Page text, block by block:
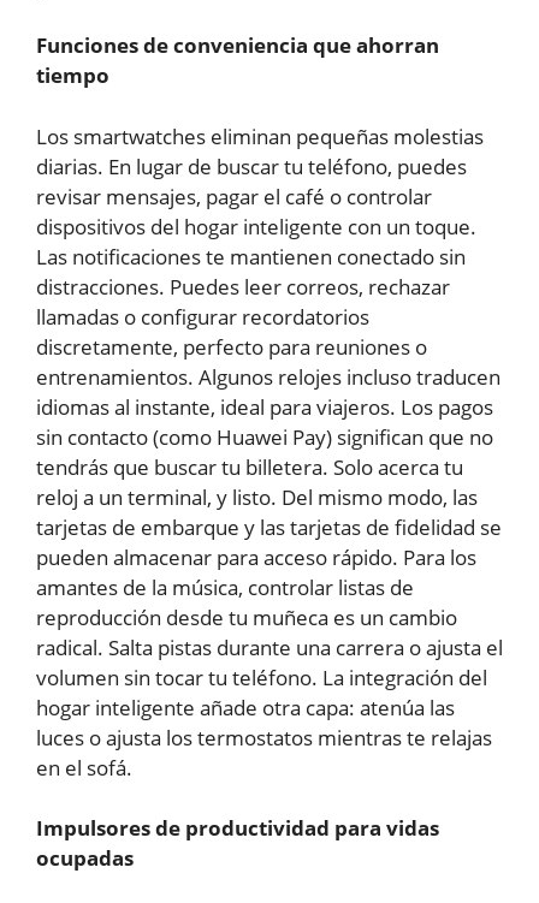
Funciones de conveniencia que ahorran
tiempo
Los smartwatches eliminan pequeñas molestias
diarias. En lugar de buscar tu teléfono, puedes
revisar mensajes, pagar el café o controlar
dispositivos del hogar inteligente con un toque.
Las notificaciones te mantienen conectado sin
distracciones. Puedes leer correos, rechazar
llamadas o configurar recordatorios
discretamente, perfecto para reuniones o
entrenamientos. Algunos relojes incluso traducen
idiomas al instante, ideal para viajeros. Los pagos
sin contacto (como Huawei Pay) significan que no
tendrás que buscar tu billetera. Solo acerca tu
reloj a un terminal, y listo. Del mismo modo, las
tarjetas de embarque y las tarjetas de fidelidad se
pueden almacenar para acceso rápido. Para los
amantes de la música, controlar listas de
reproducción desde tu muñeca es un cambio
radical. Salta pistas durante una carrera o ajusta el
volumen sin tocar tu teléfono. La integración del
hogar inteligente añade otra capa: atenúa las
luces o ajusta los termostatos mientras te relajas
en el sofá.
Impulsores de productividad para vidas
ocupadas